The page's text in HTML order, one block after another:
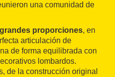
una comunidad de
grandes proporciones, en
articulación de
de forma equilibrada con
lombardos.
de la construcción original